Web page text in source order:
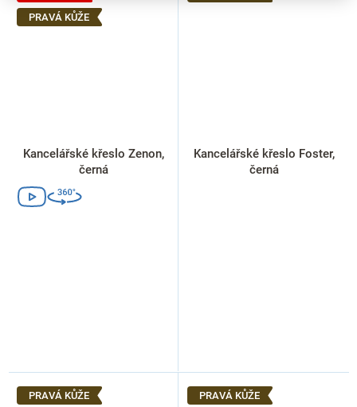
PRAVÁ KŮŽE
Kancelářské křeslo Zenon,
černá
Kancelářské křeslo Foster,
černá
PRAVÁ KŮŽE PRAVÁ KŮŽE